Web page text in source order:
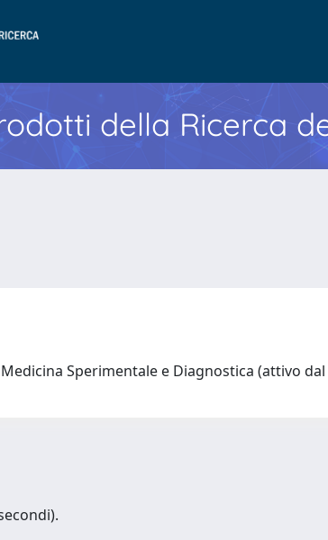
della Ricerca
Sperimentale e Diagnostica (attivo